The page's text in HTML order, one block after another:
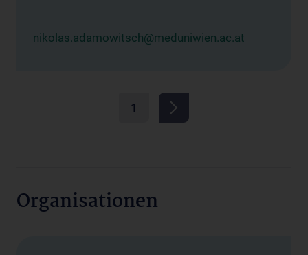
nikolas.adamowitsch@meduniwien.ac.at
1
Organisationen